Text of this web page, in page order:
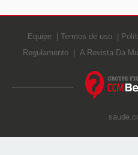
Equipe Termos de uso
Regulamento
A Revista Da